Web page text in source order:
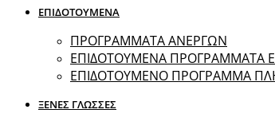
ΕΠΙΔΟΤΟΥΜΕΝΑ
ΠΡΟΓΡΑΜΜΑΤΑ ΑΝΕΡΓΩΝ
ΕΠΙΔΟΤΟΥΜΕΝΑ ΠΡΟΓΡΑΜΜΑΤΑ
ΕΠΙΔΟΤΟΥΜΕΝΟ ΠΡΟΓΡΑΜΜΑ
ΞΕΝΕΣ ΓΛΩΣΣΕΣ